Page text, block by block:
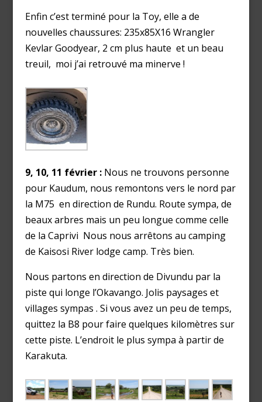
Enfin c’est terminé pour la Toy, elle a de
nouvelles chaussures: 235x85X16 Wrangler
Kevlar Goodyear, 2 cm plus haute et un beau
treuil, moi j’ai retrouvé ma minerve !
9, 10, 11 février :Nous ne trouvons personne
pour Kaudum, nous remontons vers le nord par
la M75 en direction de Rundu. Route sympa, de
beaux arbres mais un peu longue comme celle
de la Caprivi Nous nous arrêtons au camping
de Kaisosi River lodge camp. Très bien.
Nous partons en direction de Divundu par la
piste qui longe l’Okavango. Jolis paysages et
villages sympas . Si vous avez un peu de temps,
quittez la B8 pour faire quelques kilomètres sur
cette piste. L’endroit le plus sympa à partir de
Karakuta.